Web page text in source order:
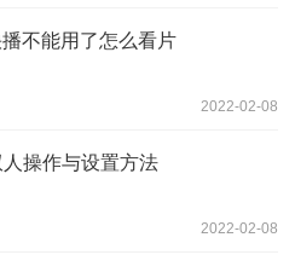
不能用了怎么看片
2022-02-08
人操作与设置方法
2022-02-08